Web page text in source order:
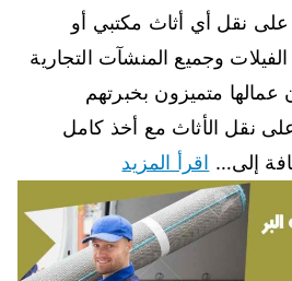
نقل أي أثاث مكتبي أو
وجميع المنشآت التجارية
عمالها متميزون بخبرتهم
نقل الأثاث مع أخذ كامل
إلى… اقرأ المزيد